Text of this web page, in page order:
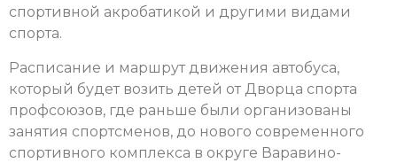
спортивной акробатикой и другими видами
спорта.
Расписание и маршрут движения автобуса,
который будет возить детей от Дворца спорта
профсоюзов, где раньше были организованы
занятия спортсменов, до нового современного
спортивного комплекса в округе Варавино-